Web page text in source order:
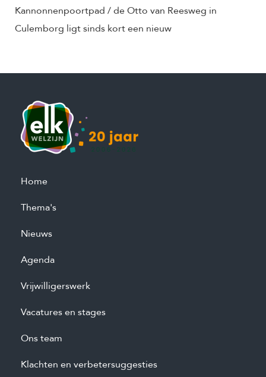
Kannonnenpoortpad / de Otto van Reesweg in
Culemborg ligt sinds kort een nieuw
Home
Thema's
Nieuws
Agenda
Vrijwilligerswerk
Vacatures en stages
Ons team
Klachten en verbetersuggesties